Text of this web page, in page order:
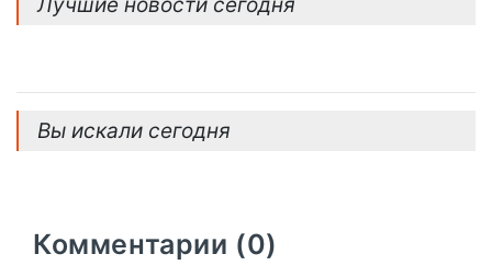
Лучшие новости сегодня
Вы искали сегодня
Комментарии (0)